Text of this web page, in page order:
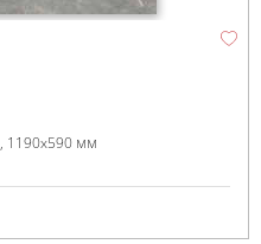
1190x590 мм